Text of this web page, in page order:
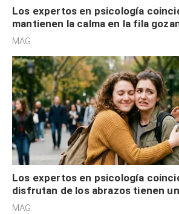
Los expertos en psicología
mantienen la calma en la fila
cognitiva, gratitud y no solo
MAG.
Los expertos en psicología
disfrutan de los abrazos tienen
sensibilidad a los estímulos físicos
MAG.